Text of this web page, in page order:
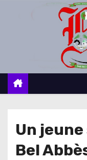
c
Un jeune
Bel